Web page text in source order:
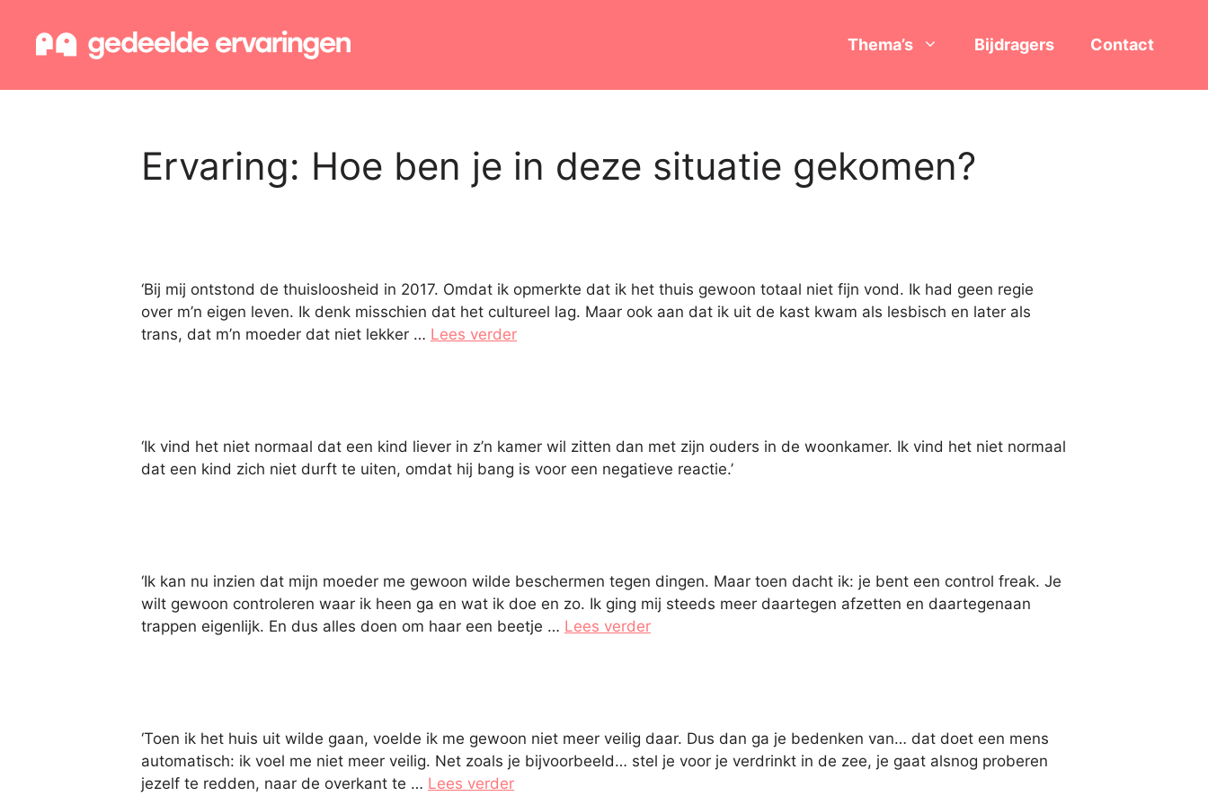
Thema’s Bijdragers Contact
Ervaring: Hoe ben je in deze situatie gekomen?
‘Bij mij ontstond de thuisloosheid in 2017. Omdat ik opmerkte dat ik het thuis gewoon totaal niet fijn vond. Ik had geen regie
over m’n eigen leven. Ik denk misschien dat het cultureel lag. Maar ook aan dat ik uit de kast kwam als lesbisch en later als
trans, dat m’n moeder dat niet lekker … Lees verder
‘Ik vind het niet normaal dat een kind liever in z’n kamer wil zitten dan met zijn ouders in de woonkamer. Ik vind het niet normaal
dat een kind zich niet durft te uiten, omdat hij bang is voor een negatieve reactie.’
‘Ik kan nu inzien dat mijn moeder me gewoon wilde beschermen tegen dingen. Maar toen dacht ik: je bent een control freak. Je
wilt gewoon controleren waar ik heen ga en wat ik doe en zo. Ik ging mij steeds meer daartegen afzetten en daartegenaan
trappen eigenlijk. En dus alles doen om haar een beetje … Lees verder
‘Toen ik het huis uit wilde gaan, voelde ik me gewoon niet meer veilig daar. Dus dan ga je bedenken van… dat doet een mens
automatisch: ik voel me niet meer veilig. Net zoals je bijvoorbeeld… stel je voor je verdrinkt in de zee, je gaat alsnog proberen
jezelf te redden, naar de overkant te … Lees verder